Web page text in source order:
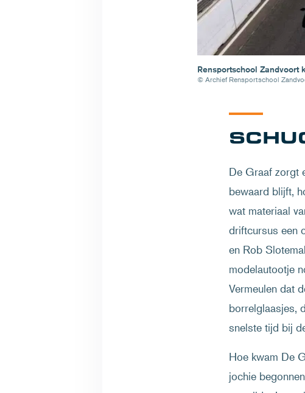
Rensportschool Zandvoort
© Archief Rensportschool
De Graaf zorgt
bewaard blijft,
wat materiaal
driftcursus een
en Rob
modelautootje
Vermeulen dat
borrelglaasjes,
snelste tijd bij
Hoe kwam De
jochie